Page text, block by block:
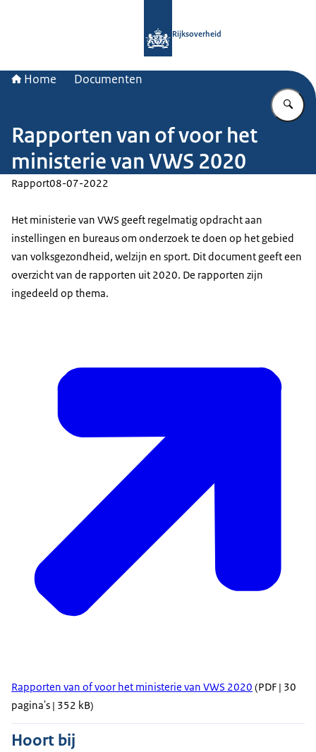
Rijksoverheid
Home Documenten
Rapporten van of voor het
ministerie van VWS 2020
Rapport08-07-2022
Het ministerie van VWS geeft regelmatig opdracht aan
instellingen en bureaus om onderzoek te doen op het gebied
van volksgezondheid, welzijn en sport. Dit document geeft een
overzicht van de rapporten uit 2020. De rapporten zijn
ingedeeld op thema.
Rapporten van of voor het ministerie van VWS 2020 (PDF | 30
pagina's | 352 kB)
Hoort bij